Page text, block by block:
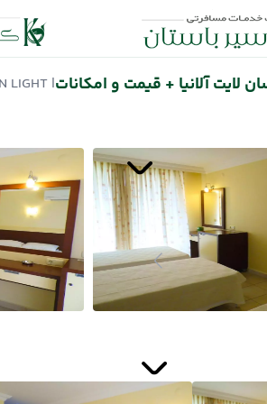
لایت آلانیا + قیمت و امکانات| KLEOPATRA SUN LIGHT